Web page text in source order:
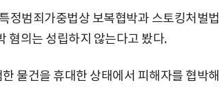
정범죄가중법상 보복협박과 스토킹처벌법
혐의는 성립하지 않는다고 봤다.
물건을 휴대한 상태에서 피해자를 협박해